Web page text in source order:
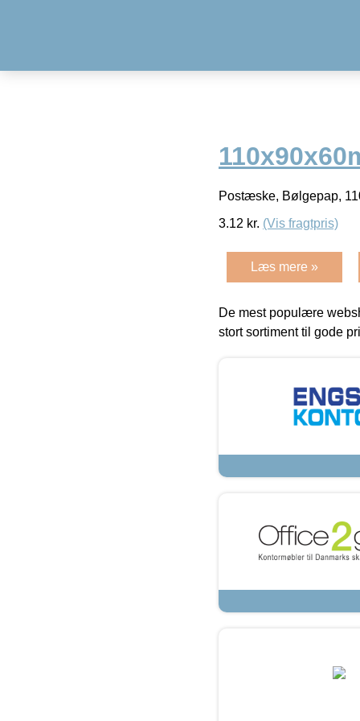
Postæske, Bølgepap,
3.12 kr. (Vis fragtpris)
Læs mere »
De mest populære
stort sortiment til gode